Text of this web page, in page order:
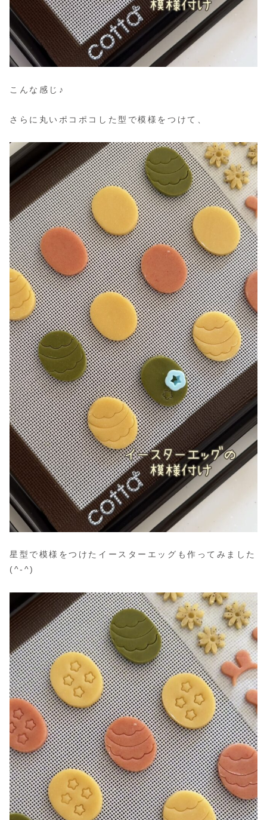
こんな感じ♪
さらに丸いポコポコした型で模様をつけて、
星型で模様をつけたイースターエッグも作ってみました
(^-^)